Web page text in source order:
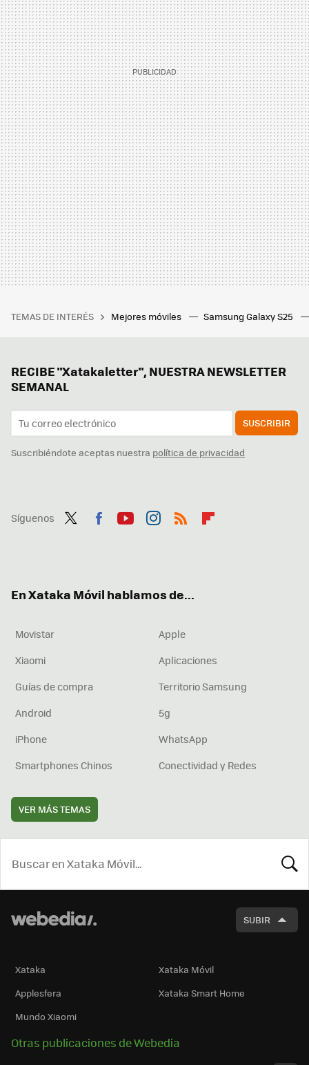
TEMAS DE INTERÉS Mejores móviles Samsung Galaxy S25
RECIBE "Xatakaletter", NUESTRA NEWSLETTER
SEMANAL
SUSCRIBIR
Suscribiéndote aceptas nuestra política de privacidad
Síguenos
En Xataka Móvil hablamos de...
Movistar
Apple
Xiaomi
Aplicaciones
Guías de compra
Territorio Samsung
Android
5g
iPhone
WhatsApp
Smartphones Chinos
Conectividad y Redes
VER MÁS TEMAS
SUBIR
Xataka
Xataka Móvil
Applesfera
Xataka Smart Home
Mundo Xiaomi
Otras publicaciones de Webedia